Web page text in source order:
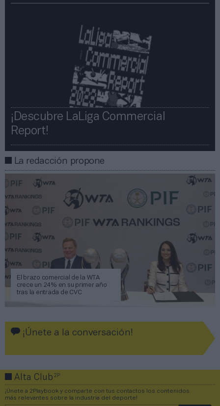
¡Descubre LaLiga Commercial
Report!​​
La redacción propone
El brazo comercial de la WTA
crece un 24% en su primer año
tras la entrada de CVC
¡Únete a la conversación!
Alta Club2P
¡Únete a 2Playbook y comparte con tus contactos los contenidos
más relevantes sobre la industria del deporte!